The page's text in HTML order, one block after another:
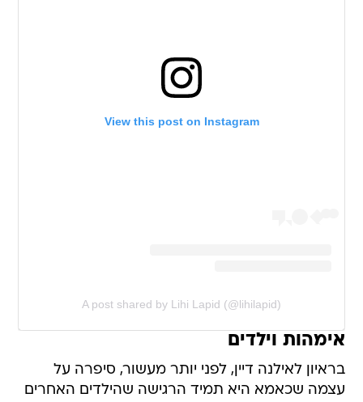
View this post on Instagram
A post shared by Lihi Lapid (@lihilapid)
אימהות וילדים
בראיון לאילנה דיין, לפני יותר מעשור, סיפרה על
עצמה שכאמא היא תמיד הרגישה שהילדים האחרים